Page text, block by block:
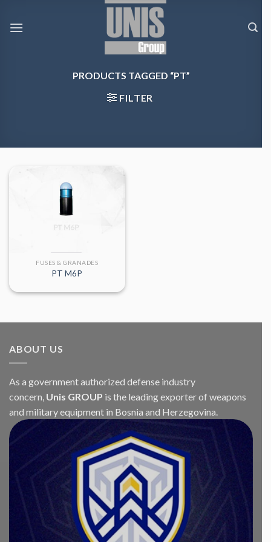
PRODUCTS TAGGED “PT”
FILTER
FUSES & GRANADES
PT M6P
ABOUT US
As a government authorized defense industry
concern, Unis GROUP is the leading exporter of weapons
and military equipment in Bosnia and Herzegovina.